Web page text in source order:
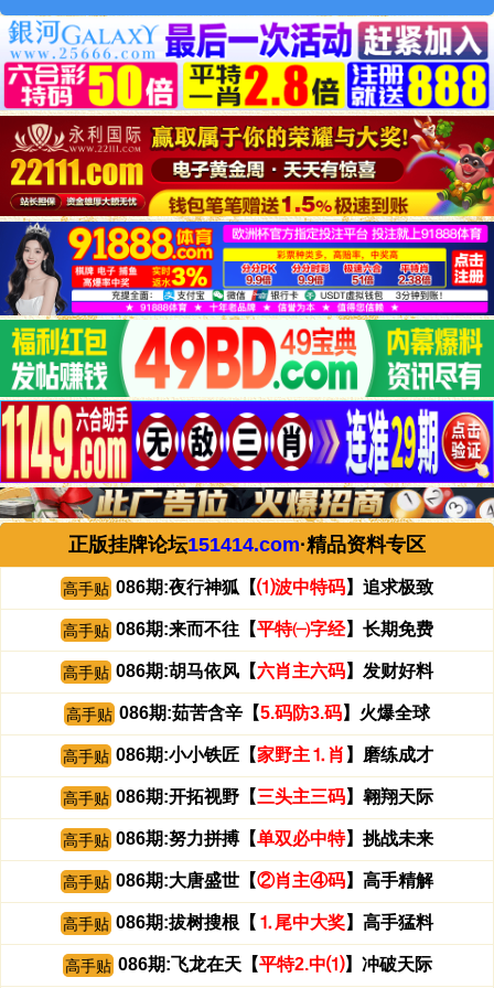
正版挂牌论坛151414.com·精品资料专区
高手贴 086期:夜行神狐【⑴波中特码】追求极致
高手贴 086期:来而不往【平特㈠字经】长期免费
高手贴 086期:胡马依风【六肖主六码】发财好料
高手贴 086期:茹苦含辛【5.码防3.码】火爆全球
高手贴 086期:小小铁匠【家野主⒈肖 】磨练成才
高手贴 086期:开拓视野【三头主三码】翱翔天际
高手贴 086期:努力拼搏【单双必中特】挑战未来
高手贴 086期:大唐盛世【②肖主④码】高手精解
高手贴 086期:拔树搜根【 ⒈尾中大奖】高手猛料
高手贴 086期:飞龙在天【平特2.中⑴】冲破天际